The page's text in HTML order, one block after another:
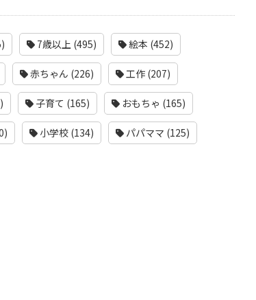
7歳以上 (495) 絵本 (452)
赤ちゃん (226) 工作 (207)
子育て (165) おもちゃ (165)
小学校 (134) パパママ (125)